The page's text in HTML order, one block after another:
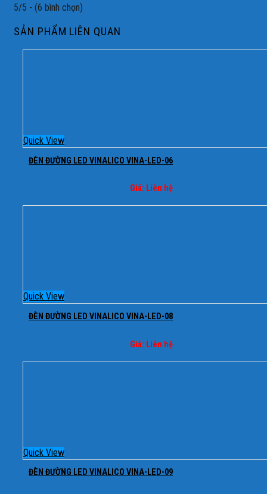
5/5 - (6 bình chọn)
SẢN PHẨM LIÊN QUAN
Quick View
ĐÈN ĐƯỜNG LED VINALICO VINA-LED-06
Giá: Liên hệ
Quick View
ĐÈN ĐƯỜNG LED VINALICO VINA-LED-08
Giá: Liên hệ
Quick View
ĐÈN ĐƯỜNG LED VINALICO VINA-LED-09